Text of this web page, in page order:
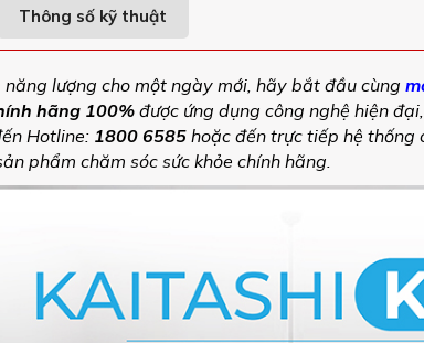
Thông số kỹ thuật
lượng cho một ngày mới, hãy bắt đầu cùng
hãng 100%được ứng dụng công nghệ hiện
Hotline: 1800 6585 hoặc đến trực tiếp hệ thống
phẩm chăm sóc sức khỏe chính hãng.